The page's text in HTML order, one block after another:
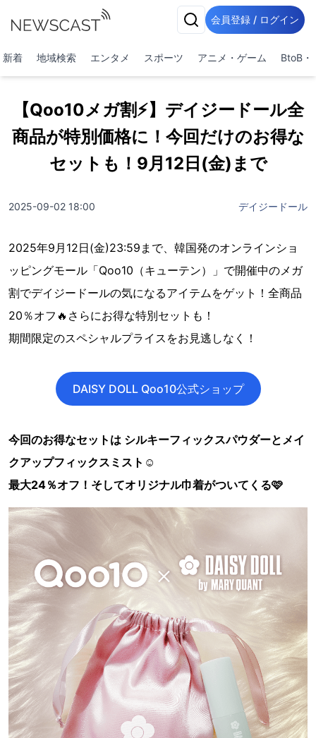
会員登録 / ログイン
新着 地域検索 エンタメ スポーツ アニメ・ゲーム BtoB・
【Qoo10メガ割⚡】デイジードール全
商品が特別価格に！今回だけのお得な
セットも！9月12日(金)まで
2025-09-02 18:00 デイジードール
2025年9月12日(金)23:59まで、韓国発のオンラインショ
ッピングモール「Qoo10（キューテン）」で開催中のメガ
割でデイジードールの気になるアイテムをゲット！全商品
20％オフ🔥さらにお得な特別セットも！
期間限定のスペシャルプライスをお見逃しなく！
DAISY DOLL Qoo10公式ショップ
今回のお得なセットは シルキーフィックスパウダーとメイ
クアップフィックスミスト☺️
最大24％オフ！そしてオリジナル巾着がついてくる🩷